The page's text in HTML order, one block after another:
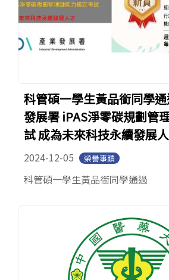
科管碩一學生黃品銜同學
發展署 iPAS淨零碳規劃管
試 成為未來科技永續發展
2024-12-05 榮譽事蹟
科管碩一學生黃品銜同學通過